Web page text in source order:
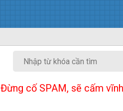
Đừng cố SPAM, sẽ cấm